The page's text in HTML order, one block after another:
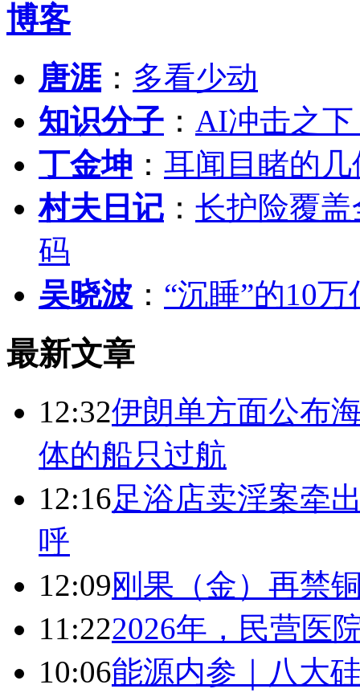
博客
唐涯： 多看少动
知识分子 ： AI冲击之
丁金坤 ： 耳闻目睹的
村夫日记 ： 长护险覆
码
吴晓波 ： “沉睡”的10
最新文章
12:32伊朗单方面公布
体的船只过航
12:16足浴店卖淫案牵
呼
12:09刚果（金）再禁
11:222026年，民营医
10:06能源内参｜八大